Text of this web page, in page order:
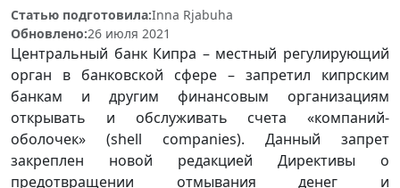
Статью подготовила:Inna Rjabuha
Обновлено:26 июля 2021
Центральный банк Кипра – местный регулирующий
орган в банковской сфере – запретил кипрским
банкам и другим финансовым организациям
открывать и обслуживать счета «компаний-
оболочек» (shell сompanies). Данный запрет
закреплен новой редакцией Директивы о
предотвращении отмывания денег и